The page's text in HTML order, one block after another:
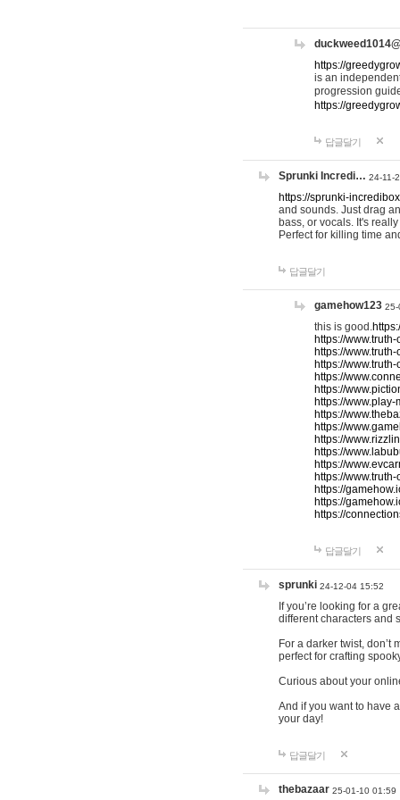
https://
is an
progression
https://
답글달기
Sprunki Incredi… 24-11-
https://sprunki-
and sounds. Just drag
bass, or vocals. It's
Perfect for killing time
답글달기
gamehow123 25-
this is good.
https://
https://
https://
https://
https://
https://
https://
https://
https://
https://
https://
https://
https://
https://
https://
답글달기
sprunki 24-12-04 15:52
If you’re looking for a
different characters and
For a darker twist, don’t
perfect for crafting
Curious about your
And if you want to have
your day!
답글달기
thebazaar 25-01-10 01:59